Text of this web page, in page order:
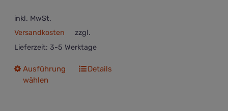
inkl. MwSt.
zzgl.
Versandkosten
Lieferzeit: 3-5 Werktage
Ausführung
wählen
Dieses
Details